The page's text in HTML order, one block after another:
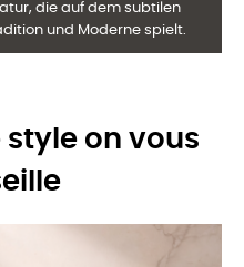
die auf dem subtilen
und Moderne spielt.
style on vous